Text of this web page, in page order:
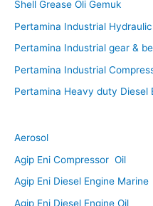
Shell Grease Oli Gemuk
Pertamina Industrial Hydraulic
Pertamina Industrial gear &
Pertamina Industrial
Pertamina Heavy duty Diesel
Aerosol
Agip Eni Compressor Oil
Agip Eni Diesel Engine Marine
Agip Eni Diesel Engine Oil